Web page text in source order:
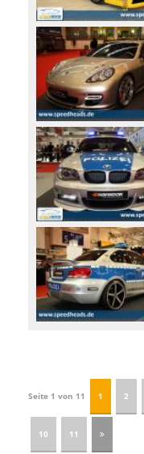
Seite 1 von 11 1 2
10 11